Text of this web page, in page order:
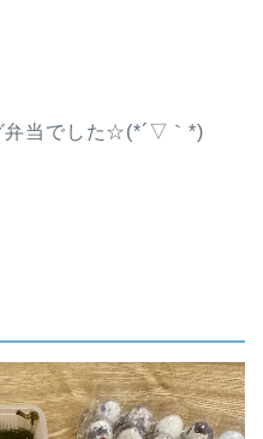
弁当でした☆(*´▽｀*)